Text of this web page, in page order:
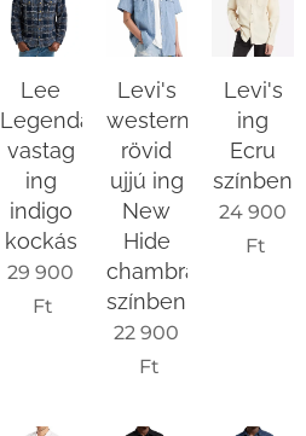
Lee
Legendary
vastag
ing
indigo
kockás
29 900
Ft
Levi's
western
rövid
ujjú ing
New
Hide
chambray
színben
22 900
Ft
Levi's
ing
Ecru
színben
24 900
Ft